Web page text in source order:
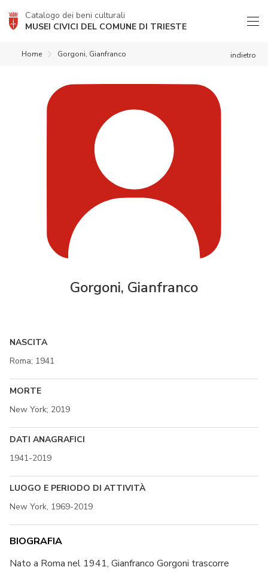
Catalogo dei beni culturali
MUSEI CIVICI DEL COMUNE DI TRIESTE
indietro
Home Gorgoni, Gianfranco
Gorgoni, Gianfranco
NASCITA
Roma; 1941
MORTE
New York; 2019
DATI ANAGRAFICI
1941-2019
LUOGO E PERIODO DI ATTIVITÀ
New York, 1969-2019
BIOGRAFIA
Nato a Roma nel 1941, Gianfranco Gorgoni trascorre